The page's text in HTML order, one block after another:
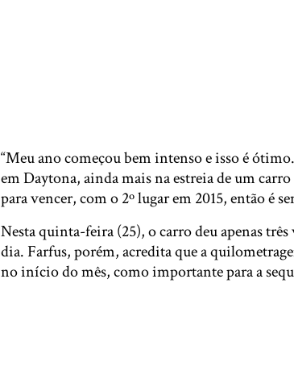
“Meu ano começou bem intenso e isso é
em Daytona, ainda mais na estreia de um
para vencer, com o 2º lugar em 2015, então é
Nesta quinta-feira (25), o carro deu apenas
dia. Farfus, porém, acredita que a
no início do mês, como importante para a